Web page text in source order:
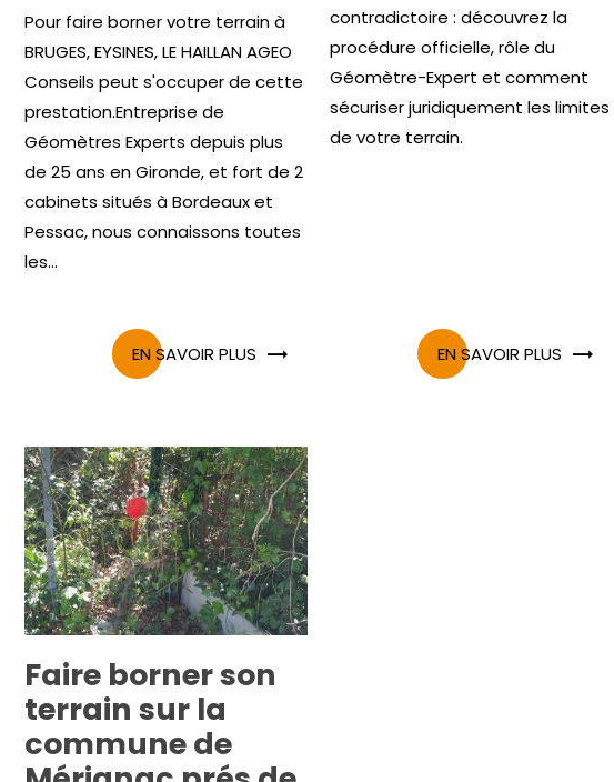
Pour faire borner votre terrain à
BRUGES, EYSINES, LE HAILLAN AGEO
Conseils peut s'occuper de cette
prestation.Entreprise de
Géomètres Experts depuis plus
de 25 ans en Gironde, et fort de 2
cabinets situés à Bordeaux et
Pessac, nous connaissons toutes
les...
EN SAVOIR PLUS
contradictoire : découvrez la
procédure officielle, rôle du
Géomètre-Expert et comment
sécuriser juridiquement les limites
de votre terrain.
EN SAVOIR PLUS
Faire borner son
terrain sur la
commune de